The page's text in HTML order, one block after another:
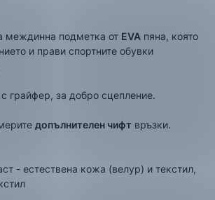
междинна подметка от EVA пяна, която
и прави спортните обувки
грайфер, за добро сцепление.
допълнителен чифт връзки.
- естествена кожа (велур) и текстил,